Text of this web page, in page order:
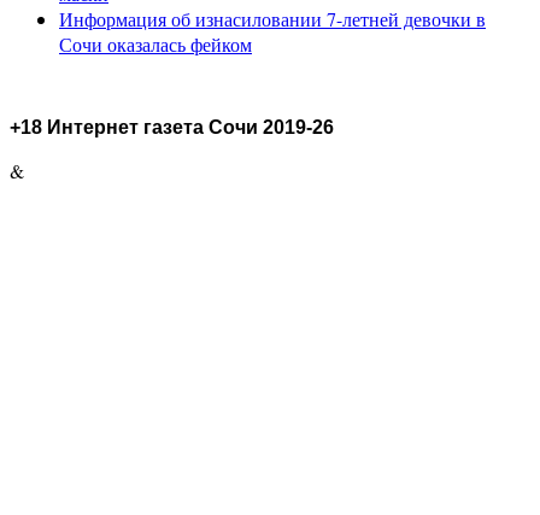
Информация об изнасиловании 7-летней девочки в
Сочи оказалась фейком
+18 Интернет газета Сочи 2019-26
&